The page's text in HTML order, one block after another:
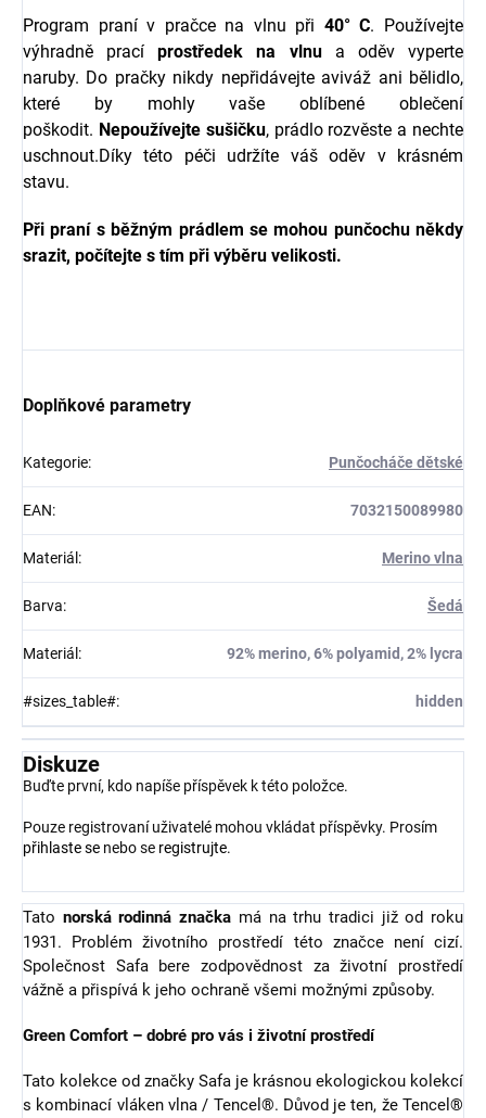
Program praní v pračce na vlnu při 40° C. Používejte
výhradně pracíprostředek na vlnua oděv vyperte
naruby. Do pračky nikdy nepřidávejte aviváž ani bělidlo,
které by mohly vaše oblíbené oblečení
poškodit. Nepoužívejte sušičku, prádlo rozvěste a nechte
uschnout.Díky této péči udržíte váš oděv v krásném
stavu.
Při praní s běžným prádlem se mohou punčochu někdy
srazit, počítejte s tím při výběru velikosti.
Doplňkové parametry
Kategorie: Punčocháče dětské
EAN: 7032150089980
Materiál : Merino vlna
Barva: Šedá
Materiál : 92% merino, 6% polyamid, 2% lycra
#sizes_table#: hidden
Diskuze
Buďte první, kdo napíše příspěvek k této položce.
Pouze registrovaní uživatelé mohou vkládat příspěvky. Prosím
přihlaste se nebo se registrujte.
Tato norská rodinná značka má na trhu tradici již od roku
1931. Problém životního prostředí této značce není cizí.
Společnost Safa bere zodpovědnost za životní prostředí
vážně a přispívá k jeho ochraně všemi možnými způsoby.
Green Comfort – dobré pro vás i životní prostředí
Tato kolekce od značky Safa je krásnou ekologickou kolekcí
s kombinací vláken vlna / Tencel®. Důvod je ten, že Tencel®